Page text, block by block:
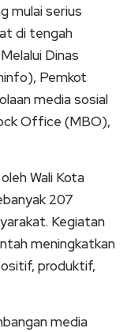
mulai serius
di tengah
Dinas
Pemkot
media sosial
Office (MBO),
Wali Kota
207
Kegiatan
meningkatkan
produktif,
media